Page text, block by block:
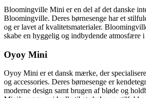
Bloomingville Mini er en del af det danske
Bloomingville. Deres børnesenge har et
og er lavet af kvalitetsmaterialer.
skabe en hyggelig og indbydende atmosfære
Oyoy Mini
Oyoy Mini er et dansk mærke, der
og accessories. Deres børnesenge er
moderne design samt brugen af bløde og